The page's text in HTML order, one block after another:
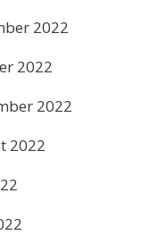
2022
2022
2022
2022